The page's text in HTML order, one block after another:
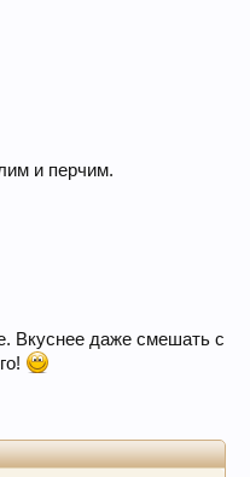
и перчим.
Вкуснее даже смешать с